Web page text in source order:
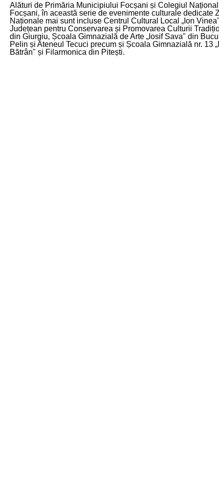
Alături de Primăria Municipiului Focșani și Colegiul
Focșani, în această serie de evenimente culturale dedicate
Naționale mai sunt incluse Centrul Cultural Local „Ion
Județean pentru Conservarea și Promovarea Culturii
din Giurgiu, Școala Gimnazială de Arte „Iosif Sava" din
Pelin și Ateneul Tecuci precum și Școala Gimnazială nr. 13
Bătrân" și Filarmonica din Pitești.